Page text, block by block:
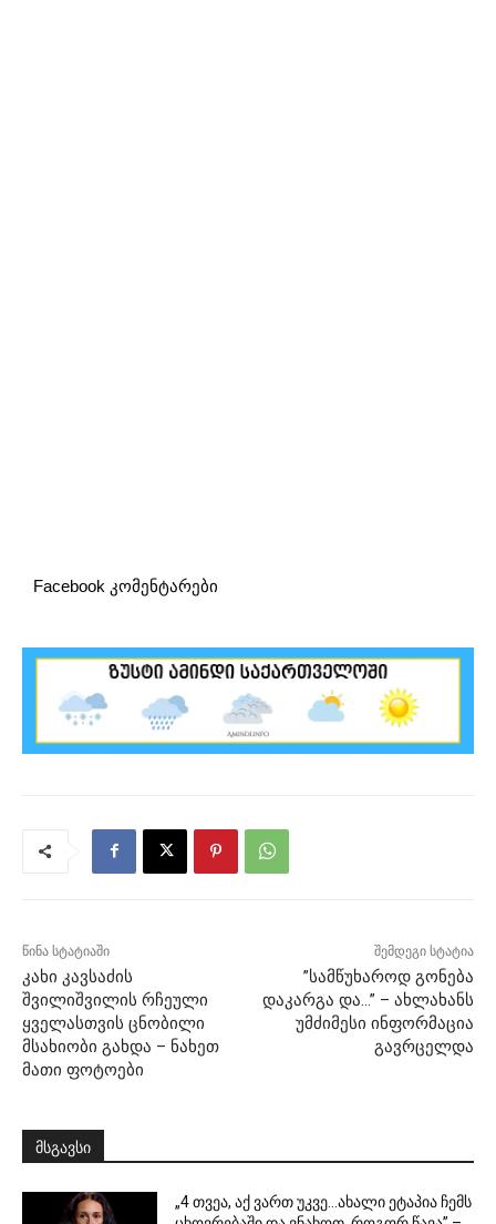
Facebook კომენტარები
წინა სტატიაში
კახი კავსაძის
შვილიშვილის რჩეული
ყველასთვის ცნობილი
მსახიობი გახდა – ნახეთ
მათი ფოტოები
შემდეგი სტატია
”სამწუხაროდ გონება
დაკარგა და…” – ახლახანს
უმძიმესი ინფორმაცია
გავრცელდა
მსგავსი
„4 თვეა, აქ ვართ უკვე…ახალი ეტაპია ჩემს